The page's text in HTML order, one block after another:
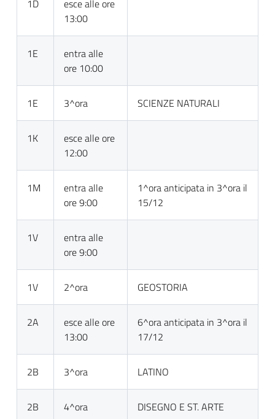
1D
esce alle ore
13:00
1E
entra alle
ore 10:00
1E 3^ora SCIENZE NATURALI
1K
esce alle ore
12:00
1M
entra alle
ore 9:00
1^ora anticipata in 3^ora il
15/12
1V
entra alle
ore 9:00
1V 2^ora GEOSTORIA
2A
esce alle ore
13:00
6^ora anticipata in 3^ora il
17/12
2B 3^ora LATINO
2B 4^ora DISEGNO E ST. ARTE